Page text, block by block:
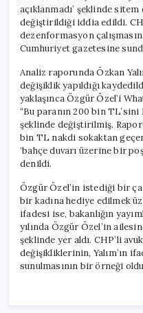
açıklanmadı’ şeklinde
değiştirildiği iddia edildi.
dezenformasyon
Cumhuriyet gazetesine
Analiz raporunda Özkan
değişiklik yapıldığı
yaklaşınca Özgür Özel’i
“Bu paranın 200 bin TL’sini
şeklinde değiştirilmiş.
bin TL nakdi sokaktan
‘bahçe duvarı üzerine bir
denildi.
Özgür Özel’in istediği bir
bir kadına hediye edilmek
ifadesi ise, bakanlığın
yılında Özgür Özel’in
şeklinde yer aldı. CHP’li
değişikliklerinin, Yalım’ın
sunulmasının bir örneği